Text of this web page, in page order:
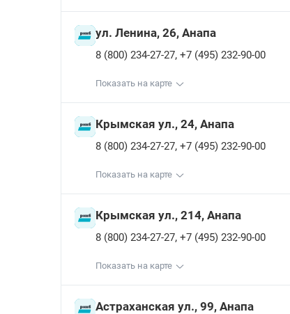
ул. Ленина, 26, Анапа
8 (800) 234-27-27, +7 (495) 232-90-00
Показать на карте
Крымская ул., 24, Анапа
8 (800) 234-27-27, +7 (495) 232-90-00
Показать на карте
Крымская ул., 214, Анапа
8 (800) 234-27-27, +7 (495) 232-90-00
Показать на карте
Астраханская ул., 99, Анапа